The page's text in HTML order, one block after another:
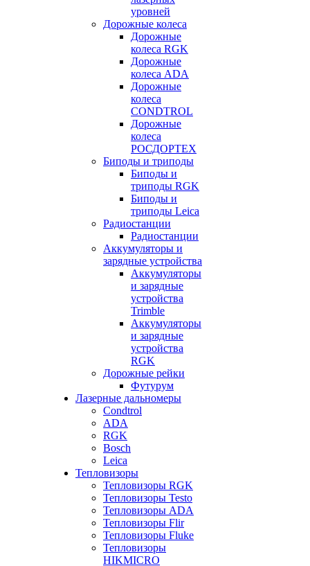
уровней
Дорожные колеса
Дорожные
колеса RGK
Дорожные
колеса ADA
Дорожные
колеса
CONDTROL
Дорожные
колеса
РОСДОРТЕХ
Биподы и триподы
Биподы и
триподы RGK
Биподы и
триподы Leica
Радиостанции
Радиостанции
Аккумуляторы и
зарядные устройства
Аккумуляторы
и зарядные
устройства
Trimble
Аккумуляторы
и зарядные
устройства
RGK
Дорожные рейки
Футурум
Лазерные дальномеры
Condtrol
ADA
RGK
Bosch
Leica
Тепловизоры
Тепловизоры RGK
Тепловизоры Testo
Тепловизоры ADA
Тепловизоры Flir
Тепловизоры Fluke
Тепловизоры
HIKMICRO